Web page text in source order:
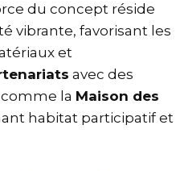
du concept réside
vibrante, favorisant les
et
avec des
la Maison des
habitat participatif et